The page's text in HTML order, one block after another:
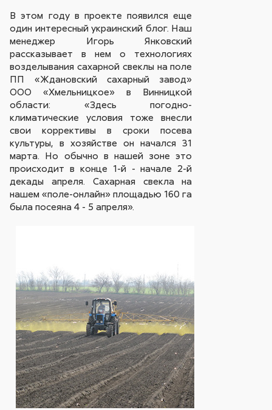
В этом году в проекте появился еще
один интересный украинский блог. Наш
менеджер Игорь Янковский
рассказывает в нем о технологиях
возделывания сахарной свеклы на поле
ПП «Ждановский сахарный завод»
ООО «Хмельницкое» в Винницкой
области: «Здесь погодно-
климатические условия тоже внесли
свои коррективы в сроки посева
культуры, в хозяйстве он начался 31
марта. Но обычно в нашей зоне это
происходит в конце 1-й - начале 2-й
декады апреля. Сахарная свекла на
нашем «поле-онлайн» площадью 160 га
была посеяна 4 - 5 апреля».